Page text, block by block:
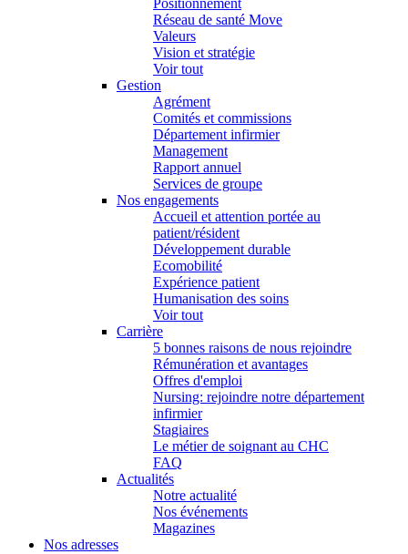
Positionnement
Réseau de santé Move
Valeurs
Vision et stratégie
Voir tout
Gestion
Agrément
Comités et commissions
Département infirmier
Management
Rapport annuel
Services de groupe
Nos engagements
Accueil et attention portée au
patient/résident
Développement durable
Ecomobilité
Expérience patient
Humanisation des soins
Voir tout
Carrière
5 bonnes raisons de nous rejoindre
Rémunération et avantages
Offres d'emploi
Nursing: rejoindre notre département
infirmier
Stagiaires
Le métier de soignant au CHC
FAQ
Actualités
Notre actualité
Nos événements
Magazines
Nos adresses